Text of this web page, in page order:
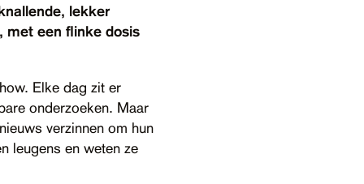
lekker
met een flinke dosis
Elke dag zit er
onderzoeken. Maar
verzinnen om hun
leugens en weten ze